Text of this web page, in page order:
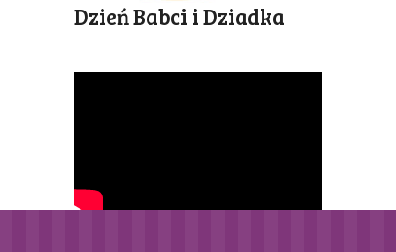
Dzień Babci i Dziadka